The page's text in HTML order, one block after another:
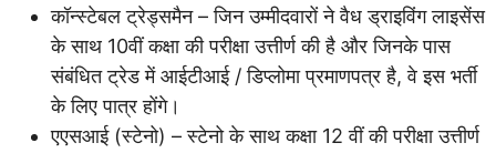
कॉन्स्टेबल ट्रेड्समैन – जिन उम्मीदवारों ने वैध ड्राइविंग लाइसेंस
के साथ 10वीं कक्षा की परीक्षा उत्तीर्ण की है और जिनके पास
संबंधित ट्रेड में आईटीआई / डिप्लोमा प्रमाणपत्र है, वे इस भर्ती
के लिए पात्र होंगे।
एएसआई (स्टेनो) – स्टेनो के साथ कक्षा 12 वीं की परीक्षा उत्तीर्ण